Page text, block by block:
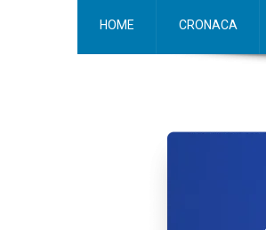
HOME CRONACA